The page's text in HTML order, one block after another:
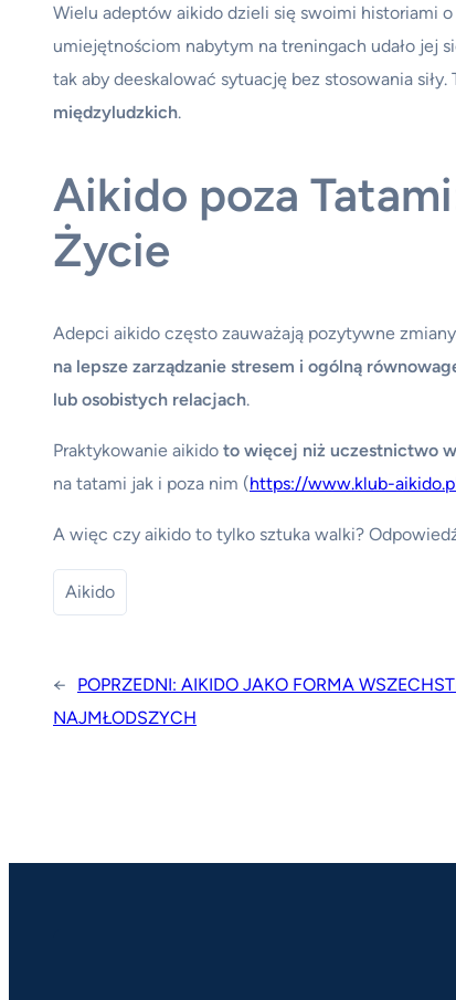
Wielu adeptów aikido dzieli się swoimi historiami
umiejętnościom nabytym na treningach udało jej
tak aby deeskalować sytuację bez stosowania
międzyludzkich.
Aikido poza
Życie
Adepci aikido często zauważają pozytywne
na lepsze zarządzanie stresem i ogólną
lub osobistych relacjach.
Praktykowanie aikido to więcej niż uczestnictwo
na tatami jak i poza nim (https://www.klub-
A więc czy aikido to tylko sztuka walki?
Aikido
← POPRZEDNI: AIKIDO JAKO FORMA
NAJMŁODSZYCH